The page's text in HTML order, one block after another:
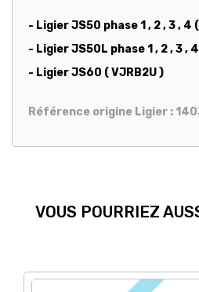
- Ligier JS50 phase 1 , 2 , 3 , 4
- Ligier JS50L phase 1 , 2 , 3 ,
- Ligier JS60 ( VJRB2U )
Référence origine Ligier :
VOUS POURRIEZ